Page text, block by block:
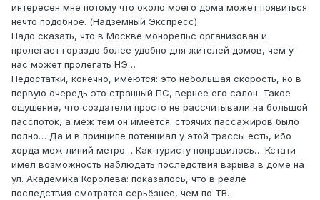
интересен мне потому что около моего дома может появиться
нечто подобное. (Надземный Экспресс)
Надо сказать, что в Москве монорельс организован и
пролегает гораздо более удобно для жителей домов, чем у
нас может пролегать НЭ…
Недостатки, конечно, имеются: это небольшая скорость, но в
первую очередь это странный ПС, вернее его салон. Такое
ощущение, что создатели просто не рассчитывали на большой
пасспоток, а меж тем он имеется: стоячих пассажиров было
полно… Да и в принципе потенциал у этой трассы есть, ибо
хорда меж линий метро… Как туристу понравилось… Кстати
имел возможность наблюдать последствия взрыва в доме на
ул. Академика Королёва: показалось, что в реале
последствия смотрятся серьёзнее, чем по ТВ…